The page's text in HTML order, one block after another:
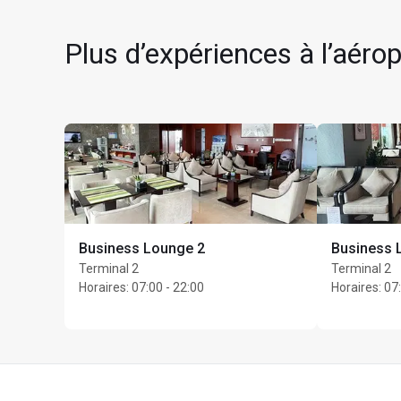
Complimentary
Présence max. : 2
Plus d’expériences à
Business Lounge 2
Terminal 2
Horaires: 07:00 - 22:00
Business
Terminal 2
Horaires: